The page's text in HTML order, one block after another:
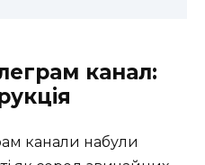
канал:
канали набули